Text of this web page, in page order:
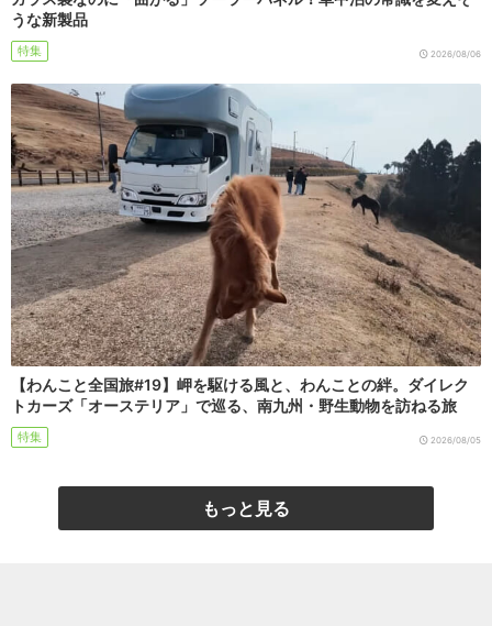
うな新製品
特集 2026/08/06
【わんこと全国旅#19】岬を駆ける風と、わんことの絆。ダイレク
トカーズ「オーステリア」で巡る、南九州・野生動物を訪ねる旅
特集 2026/08/05
もっと見る